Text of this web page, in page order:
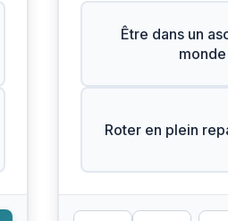
Être dans un
Roter en plein